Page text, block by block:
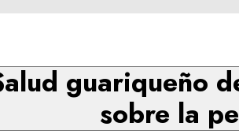
guariqueño
sobre la